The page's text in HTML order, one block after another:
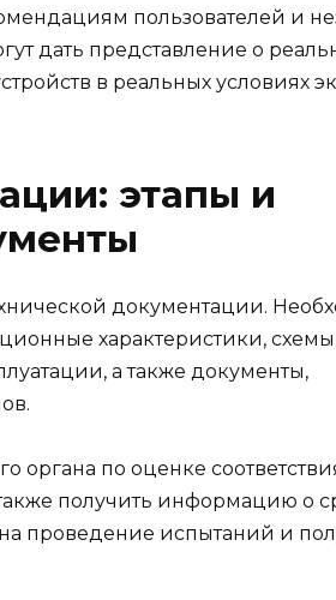
пользователей и
дать представление о
в реальных условиях
этапы и
документации.
характеристики,
а также документы,
органа по оценке
получить информацию о
проведение испытаний и